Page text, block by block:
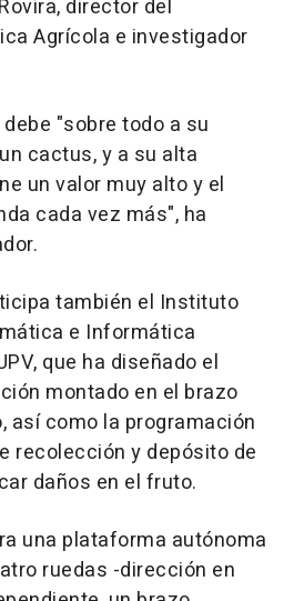
director del
Agrícola e investigador
"sobre todo a su
cactus, y a su alta
un valor muy alto y el
cada vez más", ha
también el Instituto
e Informática
que ha diseñado el
montado en el brazo
así como la programación
recolección y depósito de
daños en el fruto.
una plataforma autónoma
ruedas -dirección en